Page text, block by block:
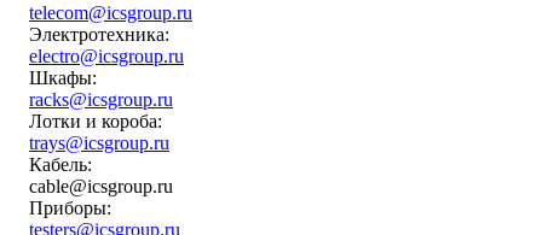
telecom@icsgroup.ru
Электротехника:
electro@icsgroup.ru
Шкафы:
racks@icsgroup.ru
Лотки и короба:
trays@icsgroup.ru
Кабель:
cable@icsgroup.ru
Приборы:
testers@icsgroup.ru